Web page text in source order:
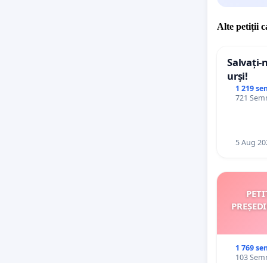
Alte petiții
Salvați-
urși!
1 219
721
5 Aug
1 769
103